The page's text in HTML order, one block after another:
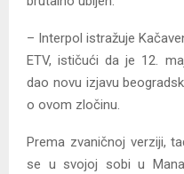
– Interpol istražuje
ETV, ističući da je 12.
dao novu izjavu
o ovom zločinu.
Prema zvaničnoj verziji,
se u svojoj sobi u